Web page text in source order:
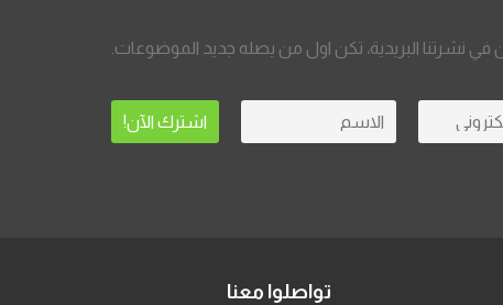
في نشرتنا البريدية، تكن اول من يصله جديد الموضوعات.
تواصلوا معنا